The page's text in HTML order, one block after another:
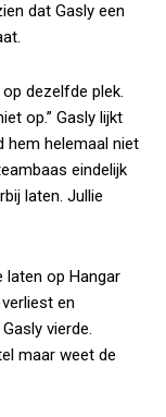
dat Gasly een
dezelfde plek.
op.” Gasly lijkt
hem helemaal niet
eindelijk
laten. Jullie
laten op Hangar
en
vierde.
maar weet de